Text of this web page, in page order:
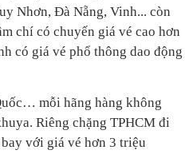
Nhơn, Đà Nẵng, Vinh... còn
chí có chuyến giá vé cao hơn
có giá vé phổ thông dao động
mỗi hãng hàng không
Riêng chặng TPHCM đi
với giá vé hơn 3 triệu